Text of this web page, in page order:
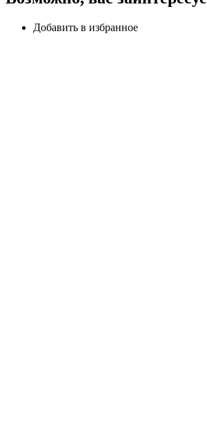
Добавить в избранное